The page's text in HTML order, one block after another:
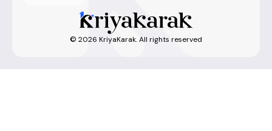
© 2026 KriyaKarak. All rights reserved